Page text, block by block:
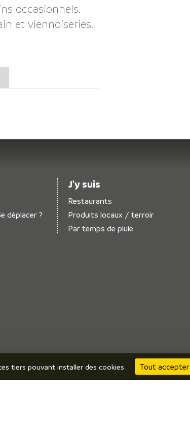
occasionnels.
et viennoiseries.
déplacer ?
J’y suis
Restaurants
Produits locaux / terroir
Par temps de pluie
tiers pouvant installer des cookies Tout accepter